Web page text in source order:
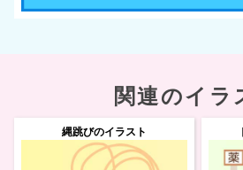
関連のイラ
縄跳びのイラスト